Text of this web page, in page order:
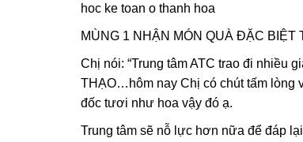
hoc ke toan o thanh hoa
MÙNG 1 NHẬN MÓN QUÀ ĐẶC
Chị nói: “Trung tâm ATC trao đi nhiều
THẠO…hôm nay Chị có chút tấm lòng
đốc tươi như hoa vậy đó ạ.
Trung tâm sẽ nỗ lực hơn nữa để đáp